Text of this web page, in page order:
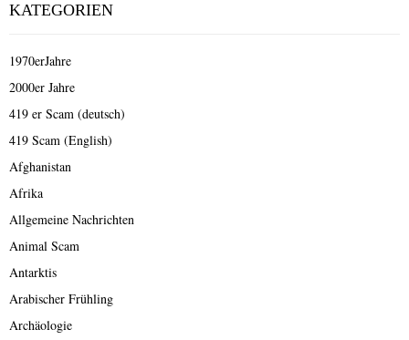
KATEGORIEN
1970erJahre
2000er Jahre
419 er Scam (deutsch)
419 Scam (English)
Afghanistan
Afrika
Allgemeine Nachrichten
Animal Scam
Antarktis
Arabischer Frühling
Archäologie